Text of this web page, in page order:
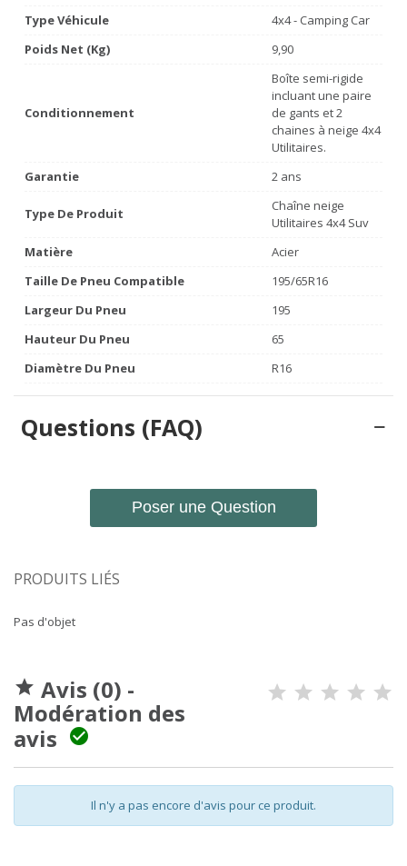
Type Véhicule
4x4 - Camping Car
Poids Net (Kg)
9,90
Conditionnement
Boîte semi-rigide
incluant une paire
de gants et 2
chaines à neige 4x4
Utilitaires.
Garantie
2 ans
Type De Produit
Chaîne neige
Utilitaires 4x4 Suv
Matière
Acier
Taille De Pneu Compatible
195/65R16
Largeur Du Pneu
195
Hauteur Du Pneu
65
Diamètre Du Pneu
R16
Questions (FAQ)
Poser une Question
PRODUITS LIÉS
Pas d'objet
 Avis (0) -
Modération des
avis

Il n'y a pas encore d'avis pour ce produit.